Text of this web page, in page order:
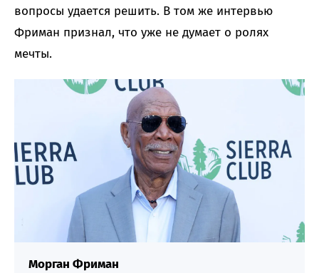
вопросы удается решить. В том же интервью
Фриман признал, что уже не думает о ролях
мечты.
Морган Фриман